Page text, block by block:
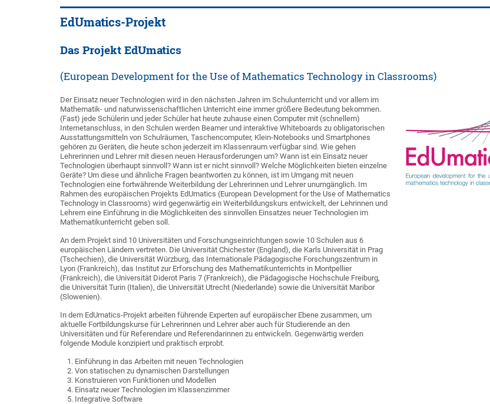
EdUmatics-Projekt
Das Projekt EdUmatics
(European Development for the Use of Mathematics Technology in Classrooms)
Der Einsatz neuer Technologien wird in den nächsten Jahren im Schulunterricht und vor allem im
Mathematik- und naturwissenschaftlichen Unterricht eine immer größere Bedeutung bekommen.
(Fast) jede Schülerin und jeder Schüler hat heute zuhause einen Computer mit (schnellem)
Internetanschluss, in den Schulen werden Beamer und interaktive Whiteboards zu obligatorischen
Ausstattungsmitteln von Schulräumen, Taschencomputer, Klein-Notebooks und Smartphones
gehören zu Geräten, die heute schon jederzeit im Klassenraum verfügbar sind. Wie gehen
Lehrerinnen und Lehrer mit diesen neuen Herausforderungen um? Wann ist ein Einsatz neuer
Technologien überhaupt sinnvoll? Wann ist er nicht sinnvoll? Welche Möglichkeiten bieten einzelne
Geräte? Um diese und ähnliche Fragen beantworten zu können, ist im Umgang mit neuen
Technologien eine fortwährende Weiterbildung der Lehrerinnen und Lehrer unumgänglich. Im
Rahmen des europäischen Projekts EdUmatics (European Development for the Use of Mathematics
Technology in Classrooms) wird gegenwärtig ein Weiterbildungskurs entwickelt, der Lehrinnen und
Lehrern eine Einführung in die Möglichkeiten des sinnvollen Einsatzes neuer Technologien im
Mathematikunterricht geben soll.
An dem Projekt sind 10 Universitäten und Forschungseinrichtungen sowie 10 Schulen aus 6
europäischen Ländern vertreten. Die Universität Chichester (England), die Karls Universität in Prag
(Tschechien), die Universität Würzburg, das Internationale Pädagogische Forschungszentrum in
Lyon (Frankreich), das Institut zur Erforschung des Mathematikunterrichts in Montpellier
(Frankreich), die Universität Diderot Paris 7 (Frankreich), die Pädagogische Hochschule Freiburg,
die Universität Turin (Italien), die Universität Utrecht (Niederlande) sowie die Universität Maribor
(Slowenien).
In dem EdUmatics-Projekt arbeiten führende Experten auf europäischer Ebene zusammen, um
aktuelle Fortbildungskurse für Lehrerinnen und Lehrer aber auch für Studierende an den
Universitäten und für Referendare und Referendarinnen zu entwickeln. Gegenwärtig werden
folgende Module konzipiert und praktisch erprobt.
Einführung in das Arbeiten mit neuen Technologien
Von statischen zu dynamischen Darstellungen
Konstruieren von Funktionen und Modellen
Einsatz neuer Technologien im Klassenzimmer
Integrative Software